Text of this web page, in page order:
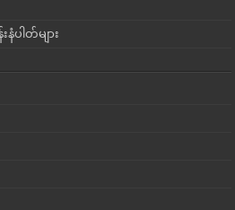
ပါတ်များ